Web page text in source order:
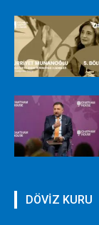
DÖVİZ KURU